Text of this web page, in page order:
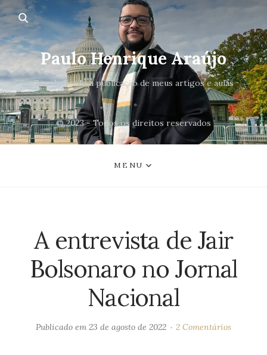
Paulo Henrique Araújo
Site dedicado a publicação de meus artigos e aulas
© 2023 - Todos os direitos reservados
MENU
A entrevista de Jair
Bolsonaro no Jornal
Nacional
Publicado em23 de agosto de 2022 2 Comentários